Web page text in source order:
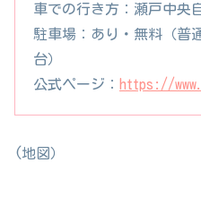
車での行き方：瀬戸中央
駐車場：あり・無料（普
台）
公式ページ： https://
(地図）